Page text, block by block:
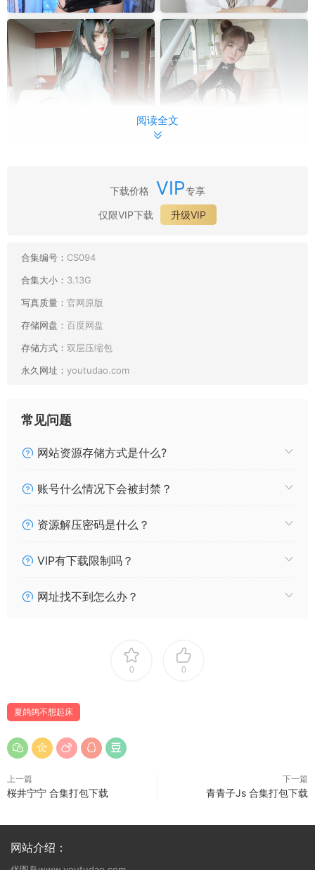
024 夏鸽鸽不想起床 温泉老板娘 [34P2V90MB]
023 夏鸽鸽不想起床 白木芽衣子 泳衣 [43P154MB]
021 夏鸽鸽不想起床 精灵村 普莉希拉 [41P313MB]
020 夏鸽鸽不想起床 忍者2b[32P166MB]
019 夏鸽鸽不想起床 圣路易斯[37P77M]
018 夏鸽鸽不想起床 旗袍[30P159MB]
017 夏鸽鸽不想起床 黑兽 奥莉加正片[52P263MB]
015 夏鸽鸽不想起床 推特包[288P98MB]
013 夏鸽鸽不想起床 红丝带[36P3V75MB]
011 夏鸽鸽不想起床 霞之丘诗羽 [43P2V58MB]
009 夏鸽鸽不想起床 女忍 [37P395MB]
007 夏鸽鸽不想起床 奶牛 [37P10V169MB]
005 夏鸽鸽不想起床 猫耳 白 [24P41MB]
002 夏鸽鸽不想起床 白木芽衣子 [15P27MB]
001 夏鸽鸽不想起床 Twitter 夏鸽鸽 (@Yorkie_w)
阅读全文
下载价格 VIP专享
仅限VIP下载
升级VIP
合集编号： CS094
合集大小： 3.13G
写真质量： 官网原版
存储网盘： 百度网盘
存储方式： 双层压缩包
永久网址： youtudao.com
常见问题
网站资源存储方式是什么?
账号什么情况下会被封禁？
资源解压密码是什么？
VIP有下载限制吗？
网址找不到怎么办？
0 0
夏鸽鸽不想起床
上一篇
桜井宁宁 合集打包下载
下一篇
青青子Js 合集打包下载
网站介绍：